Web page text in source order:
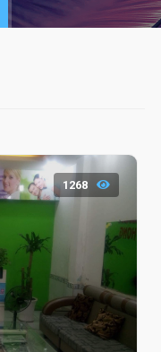
1268